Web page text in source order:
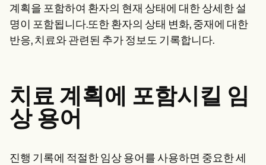
Login
Get started
계획을 포함하여 환자의 현재 상태에 대한 상세한 설
명이 포함됩니다.또한 환자의 상태 변화, 중재에 대한
반응, 치료와 관련된 추가 정보도 기록합니다.
치료 계획에 포함시킬 임
상 용어
진행 기록에 적절한 임상 용어를 사용하면 중요한 세